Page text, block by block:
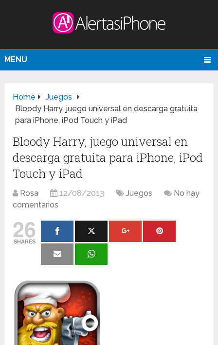
MENU
Home
Juegos
Bloody Harry, juego universal en descarga gratuita
para iPhone, iPod Touch y iPad
Bloody Harry, juego universal en
descarga gratuita para iPhone, iPod
Touch y iPad
Rosa 12/08/2013 Juegos
No hay
comentarios
26
SHARES